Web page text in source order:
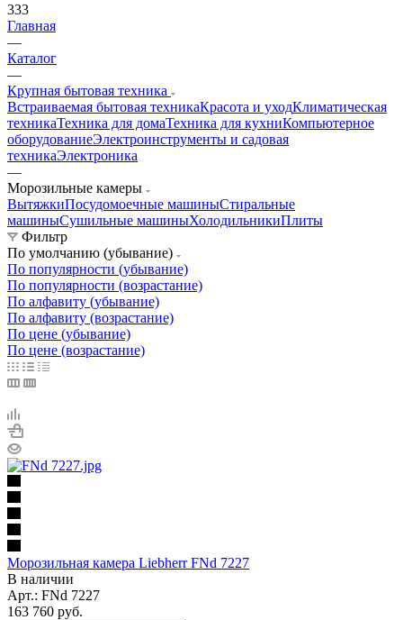
333
Главная
—
Каталог
—
Крупная бытовая техника
Встраиваемая бытовая техникаКрасота и уходКлиматическая
техникаТехника для домаТехника для кухниКомпьютерное
оборудованиеЭлектроинструменты и садовая
техникаЭлектроника
—
Морозильные камеры
ВытяжкиПосудомоечные машиныСтиральные
машиныСушильные машиныХолодильникиПлиты
Фильтр
По умолчанию (убывание)
По популярности (убывание)
По популярности (возрастание)
По алфавиту (убывание)
По алфавиту (возрастание)
По цене (убывание)
По цене (возрастание)
Морозильная камера Liebherr FNd 7227
В наличии
Арт.: FNd 7227
163 760 руб.